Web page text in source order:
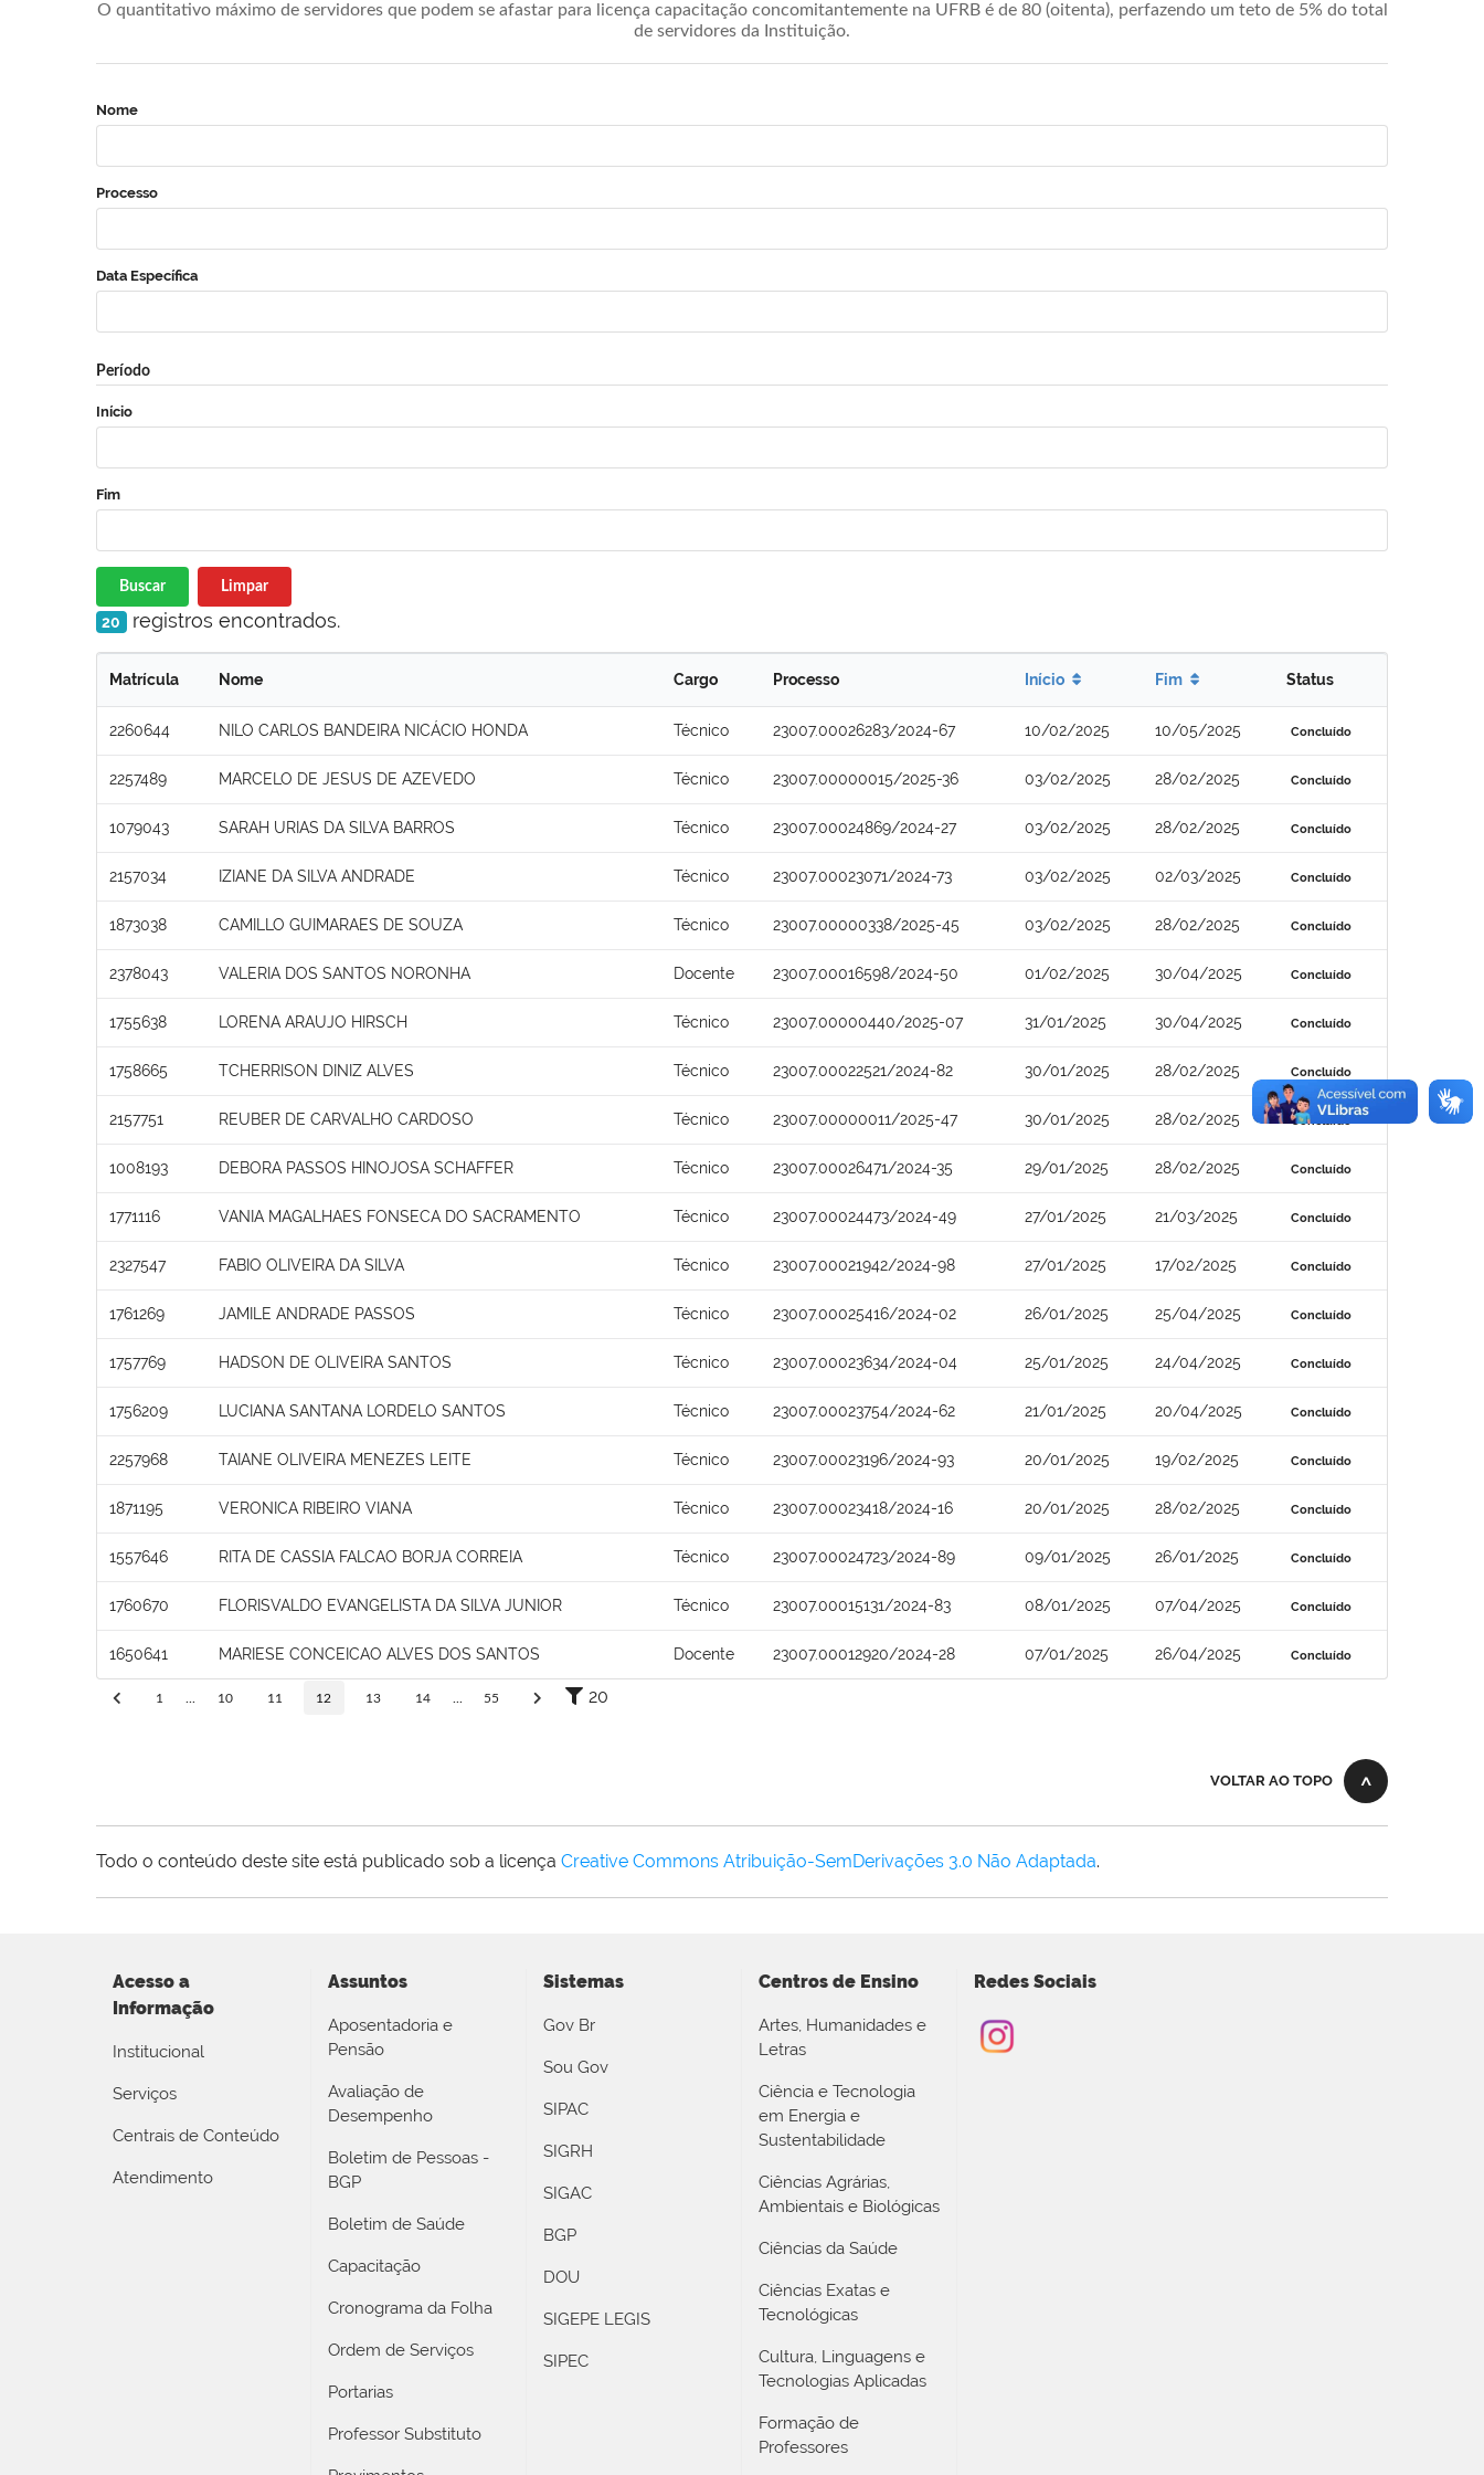
O quantitativo máximo de servidores que podem se afastar para licença capacitação concomitantemente na UFRB é de 80 (oitenta), perfazendo um teto de 5% do total
de servidores da Instituição.
Nome
Processo
Data Específica
Período
Início
Fim
Buscar Limpar
20 registros encontrados.
Matrícula Nome Cargo Processo Início Fim Status
2260644 NILO CARLOS BANDEIRA NICÁCIO HONDA Técnico 23007.00026283/2024-67 10/02/2025 10/05/2025 Concluído
2257489 MARCELO DE JESUS DE AZEVEDO Técnico 23007.00000015/2025-36 03/02/2025 28/02/2025 Concluído
1079043 SARAH URIAS DA SILVA BARROS Técnico 23007.00024869/2024-27 03/02/2025 28/02/2025 Concluído
2157034 IZIANE DA SILVA ANDRADE Técnico 23007.00023071/2024-73 03/02/2025 02/03/2025 Concluído
1873038 CAMILLO GUIMARAES DE SOUZA Técnico 23007.00000338/2025-45 03/02/2025 28/02/2025 Concluído
2378043 VALERIA DOS SANTOS NORONHA Docente 23007.00016598/2024-50 01/02/2025 30/04/2025 Concluído
1755638 LORENA ARAUJO HIRSCH Técnico 23007.00000440/2025-07 31/01/2025 30/04/2025 Concluído
1758665 TCHERRISON DINIZ ALVES Técnico 23007.00022521/2024-82 30/01/2025 28/02/2025 Concluído
2157751 REUBER DE CARVALHO CARDOSO Técnico 23007.00000011/2025-47 30/01/2025 28/02/2025 Concluído
1008193 DEBORA PASSOS HINOJOSA SCHAFFER Técnico 23007.00026471/2024-35 29/01/2025 28/02/2025 Concluído
1771116 VANIA MAGALHAES FONSECA DO SACRAMENTO Técnico 23007.00024473/2024-49 27/01/2025 21/03/2025 Concluído
2327547 FABIO OLIVEIRA DA SILVA Técnico 23007.00021942/2024-98 27/01/2025 17/02/2025 Concluído
1761269 JAMILE ANDRADE PASSOS Técnico 23007.00025416/2024-02 26/01/2025 25/04/2025 Concluído
1757769 HADSON DE OLIVEIRA SANTOS Técnico 23007.00023634/2024-04 25/01/2025 24/04/2025 Concluído
1756209 LUCIANA SANTANA LORDELO SANTOS Técnico 23007.00023754/2024-62 21/01/2025 20/04/2025 Concluído
2257968 TAIANE OLIVEIRA MENEZES LEITE Técnico 23007.00023196/2024-93 20/01/2025 19/02/2025 Concluído
1871195 VERONICA RIBEIRO VIANA Técnico 23007.00023418/2024-16 20/01/2025 28/02/2025 Concluído
1557646 RITA DE CASSIA FALCAO BORJA CORREIA Técnico 23007.00024723/2024-89 09/01/2025 26/01/2025 Concluído
1760670 FLORISVALDO EVANGELISTA DA SILVA JUNIOR Técnico 23007.00015131/2024-83 08/01/2025 07/04/2025 Concluído
1650641 MARIESE CONCEICAO ALVES DOS SANTOS Docente 23007.00012920/2024-28 07/01/2025 26/04/2025 Concluído
1 10 11 12 13 14 55 20
VOLTAR AO TOPO
Todo o conteúdo deste site está publicado sob a licença Creative Commons Atribuição-SemDerivações 3.0 Não Adaptada.
Acesso a
Informação
Institucional
Serviços
Centrais de Conteúdo
Atendimento
Assuntos
Aposentadoria e
Pensão
Avaliação de
Desempenho
Boletim de Pessoas -
BGP
Boletim de Saúde
Capacitação
Cronograma da Folha
Ordem de Serviços
Portarias
Professor Substituto
Sistemas
Gov Br
Sou Gov
SIPAC
SIGRH
SIGAC
BGP
DOU
SIGEPE LEGIS
SIPEC
Centros de Ensino
Artes, Humanidades e
Letras
Ciência e Tecnologia
em Energia e
Sustentabilidade
Ciências Agrárias,
Ambientais e Biológicas
Ciências da Saúde
Ciências Exatas e
Tecnológicas
Cultura, Linguagens e
Tecnologias Aplicadas
Formação de
Professores
Redes Sociais